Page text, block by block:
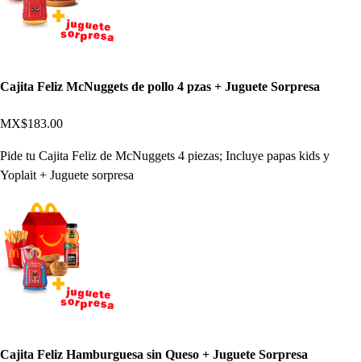
Cajita Feliz McNuggets de pollo 4 pzas + Juguete Sorpresa
MX$183.00
Pide tu Cajita Feliz de McNuggets 4 piezas; Incluye papas kids y
Yoplait + Juguete sorpresa
Cajita Feliz Hamburguesa sin Queso + Juguete Sorpresa